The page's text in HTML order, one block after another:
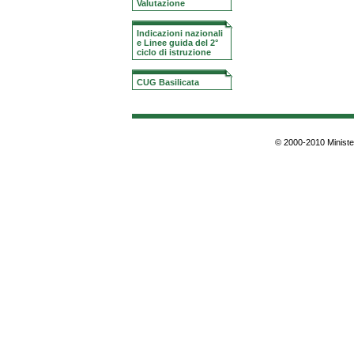
Valutazione
Indicazioni nazionali
e Linee guida del 2°
ciclo di istruzione
CUG Basilicata
© 2000-2010